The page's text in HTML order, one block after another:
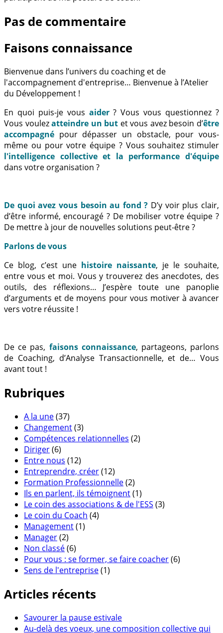
Pas de commentaire
Faisons connaissance
Bienvenue dans l’univers du coaching et de
l'accompagnement d'entreprise… Bienvenue à l’Atelier
du Développement !
En quoi puis-je vous aider? Vous vous questionnez ?
Vous voulezatteindre un but et vous avez besoin d’être
accompagné pour dépasser un obstacle, pour vous-
même ou pour votre équipe ? Vous souhaitez stimuler
l'intelligence collective et la performance d'équipe
dans votre organisation ?
De quoi avez vous besoin au fond ? D’y voir plus clair,
d’être informé, encouragé ? De mobiliser votre équipe ?
De mettre à jour de nouvelles solutions peut-être ?
Parlons de vous
Ce blog, c’est une histoire naissante, je le souhaite,
entre vous et moi. Vous y trouverez des anecdotes, des
outils, des réflexions… J’espère toute une panoplie
d’arguments et de moyens pour vous motiver à avancer
vers votre réussite !
De ce pas, faisons connaissance, partageons, parlons
de Coaching, d’Analyse Transactionnelle, et de… Vous
avant tout !
Rubriques
A la une(37)
Changement(3)
Compétences relationnelles (2)
Diriger(6)
Entre nous (12)
Entreprendre, créer(12)
Formation Professionnelle(2)
Ils en parlent, ils témoignent(1)
Le coin des associations & de l'ESS (3)
Le coin du Coach (4)
Management(1)
Manager(2)
Non classé(6)
Pour vous : se former, se faire coacher(6)
Sens de l'entreprise(1)
Articles récents
Savourer la pause estivale
Au-delà des voeux, une composition collective qui